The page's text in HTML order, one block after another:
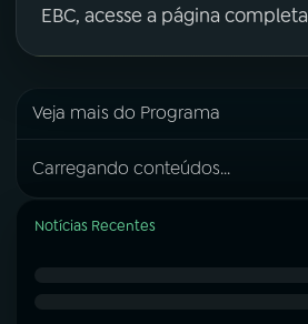
EBC, acesse a página completa
Veja mais do Programa
Carregando conteúdos...
Notícias Recentes